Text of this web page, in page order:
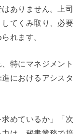
ありません。上司
てくみ取り、必要
れます。
特にマネジメント
におけるアシスタ
めているか」「次